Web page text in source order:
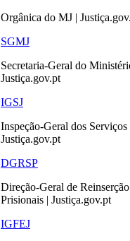
Orgânica do MJ |
SGMJ
Secretaria-Geral do
Justiça.gov.pt
IGSJ
Inspeção-Geral dos Serviços
Justiça.gov.pt
DGRSP
Direção-Geral de
Prisionais | Justiça.gov.pt
IGFEJ